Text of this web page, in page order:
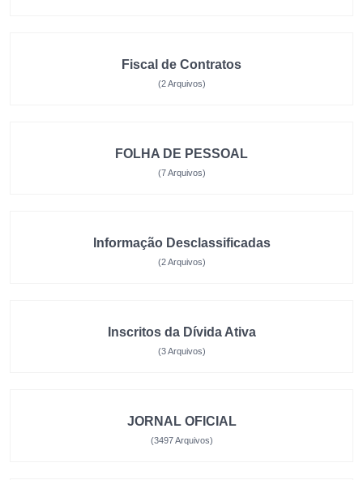
Fiscal de Contratos
(2 Arquivos)
FOLHA DE PESSOAL
(7 Arquivos)
Informação Desclassificadas
(2 Arquivos)
Inscritos da Dívida Ativa
(3 Arquivos)
JORNAL OFICIAL
(3497 Arquivos)